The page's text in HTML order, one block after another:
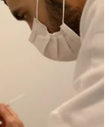
(Vietnam+)